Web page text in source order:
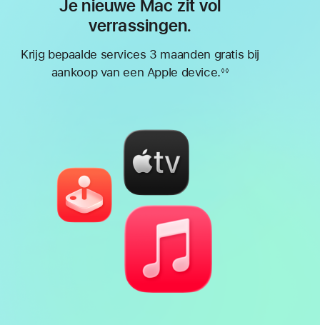
Je nieuwe Mac zit vol
verrassingen.
Krijg bepaalde services 3 maanden gratis bij
aankoop van een Apple device.◊◊